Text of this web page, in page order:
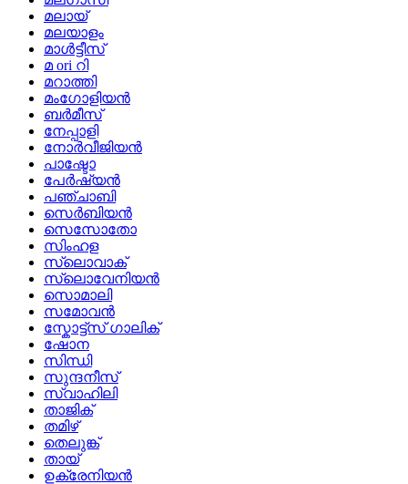
മലായ്
മലയാളം
മാൾട്ടീസ്
മ ori റി
മറാത്തി
മംഗോളിയൻ
ബർമീസ്
നേപ്പാളി
നോർവീജിയൻ
പാഷ്ടോ
പേർഷ്യൻ
പഞ്ചാബി
സെർബിയൻ
സെസോതോ
സിംഹള
സ്ലൊവാക്
സ്ലൊവേനിയൻ
സൊമാലി
സമോവൻ
സ്കോട്ട്സ് ഗാലിക്
ഷോന
സിന്ധി
സുന്ദനീസ്
സ്വാഹിലി
താജിക്
തമിഴ്
തെലുങ്ക്
തായ്
ഉക്രേനിയൻ